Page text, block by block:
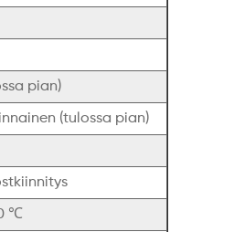
pian)
(tulossa pian)
℃